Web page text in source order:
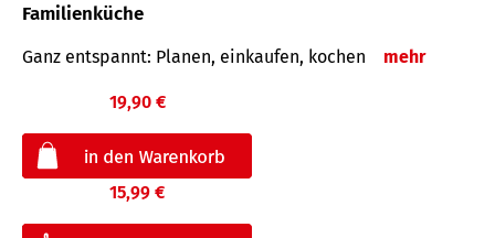
Familienküche
Ganz entspannt: Planen, einkaufen, kochen mehr
19,90 €
15,99 €